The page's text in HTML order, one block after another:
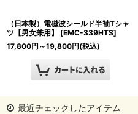
（日本製）電磁波シールド半袖Tシャ
ツ【男女兼用】 [EMC-339HTS]
17,800円 ～19,800円(税込)
最近チェックしたアイテム